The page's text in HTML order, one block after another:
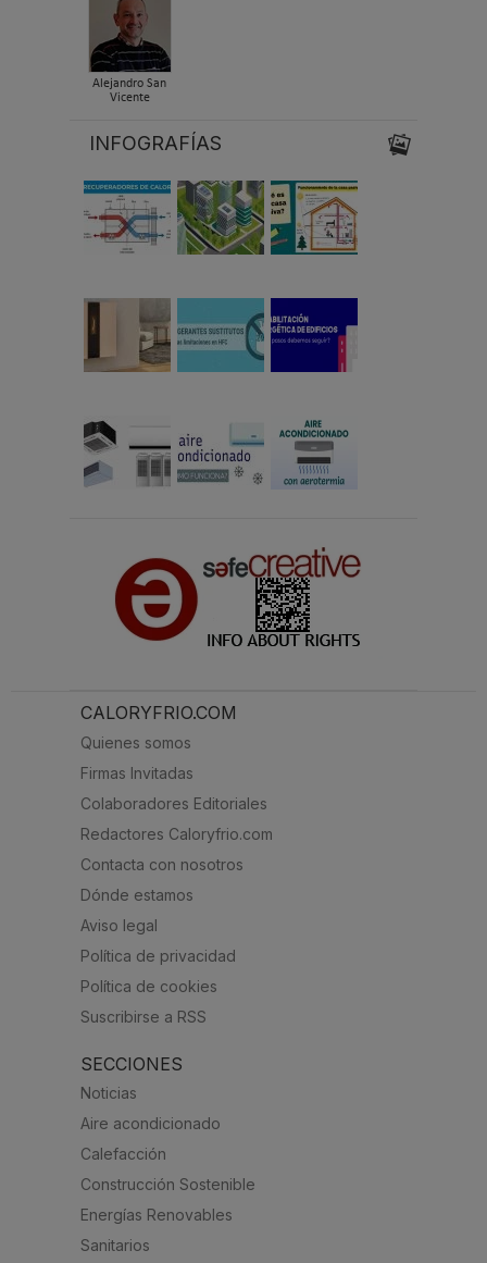
Alejandro San
Vicente
INFOGRAFÍAS
CALORYFRIO.COM
Quienes somos
Firmas Invitadas
Colaboradores Editoriales
Redactores Caloryfrio.com
Contacta con nosotros
Dónde estamos
Aviso legal
Política de privacidad
Política de cookies
Suscribirse a RSS
SECCIONES
Noticias
Aire acondicionado
Calefacción
Construcción Sostenible
Energías Renovables
Sanitarios